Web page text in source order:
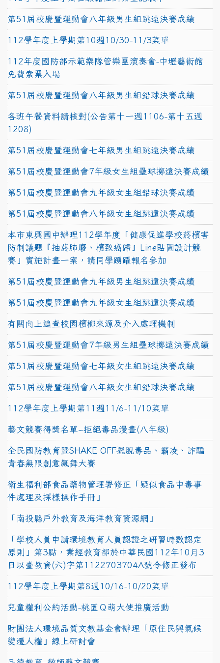
第51屆校慶暨運動會八年級男生組跳遠決賽成績
112學年度上學期第10週10/30-11/3菜單
112年度國防部示範樂隊管樂團演奏會-中壢藝術館
免費索票入場
第51屆校慶暨運動會八年級男生組鉛球決賽成績
各班午餐資料請核對(公告第十一週1106-第十五週
1208)
第51屆校慶暨運動會七年級男生組跳遠決賽成績
第51屆校慶暨運動會7年級女生組壘球擲遠決賽成績
第51屆校慶暨運動會九年級女生組鉛球決賽成績
第51屆校慶暨運動會八年級女生組跳遠決賽成績
本市東興國中辦理112學年度「健康促進學校菸檳害
防制議題『抽菸肺廢、檳致癌歸』Line貼圖設計競
賽」實施計畫一案，請同學踴躍報名參加
第51屆校慶暨運動會九年級男生組跳遠決賽成績
第51屆校慶暨運動會九年級女生組跳遠決賽成績
有關向上追查校園檳榔來源及介入處理機制
第51屆校慶暨運動會7年級男生組壘球擲遠決賽成績
第51屆校慶暨運動會七年級女生組跳遠決賽成績
第51屆校慶暨運動會八年級女生組鉛球決賽成績
112學年度上學期第11週11/6-11/10菜單
藝文競賽得獎名單~拒絕毒品漫畫(八年級)
全民國防教育暨SHAKE OFF擺脫毒品、霸凌、詐騙
青春無限創意飆舞大賽
衛生福利部食品藥物管理署修正「疑似食品中毒事
件處理及採樣操作手冊」
「南投縣戶外教育及海洋教育資源網」
「學校人員申請環境教育人員認證之研習時數認定
原則」第3點，業經教育部於中華民國112年10月3
日以臺教資(六)字第1122703704A號令修正發布
112學年度上學期第8週10/16-10/20菜單
兒童權利公約活動-桃園Ｑ萌大使推廣活動
財團法人環境品質文教基金會辦理「原住民與氣候
變遷人權」線上研討會